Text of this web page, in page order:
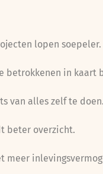
lopen soepeler.
betrokkenen in
van alles zelf te doen.
beter overzicht.
meer